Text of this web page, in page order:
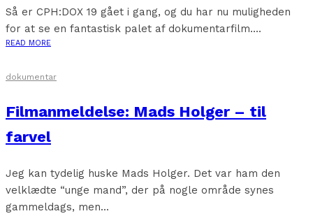
Så er CPH:DOX 19 gået i gang, og du har nu muligheden
for at se en fantastisk palet af dokumentarfilm....
READ MORE
dokumentar
Filmanmeldelse: Mads Holger – til
farvel
Jeg kan tydelig huske Mads Holger. Det var ham den
velklædte “unge mand”, der på nogle område synes
gammeldags, men...